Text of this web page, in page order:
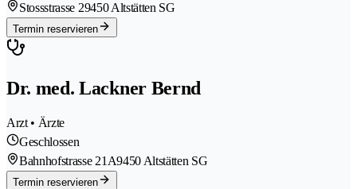
Stossstrasse 29450 Altstätten SG
Termin reservieren
Dr. med. Lackner Bernd
Arzt • Ärzte
Geschlossen
Bahnhofstrasse 21A9450 Altstätten SG
Termin reservieren